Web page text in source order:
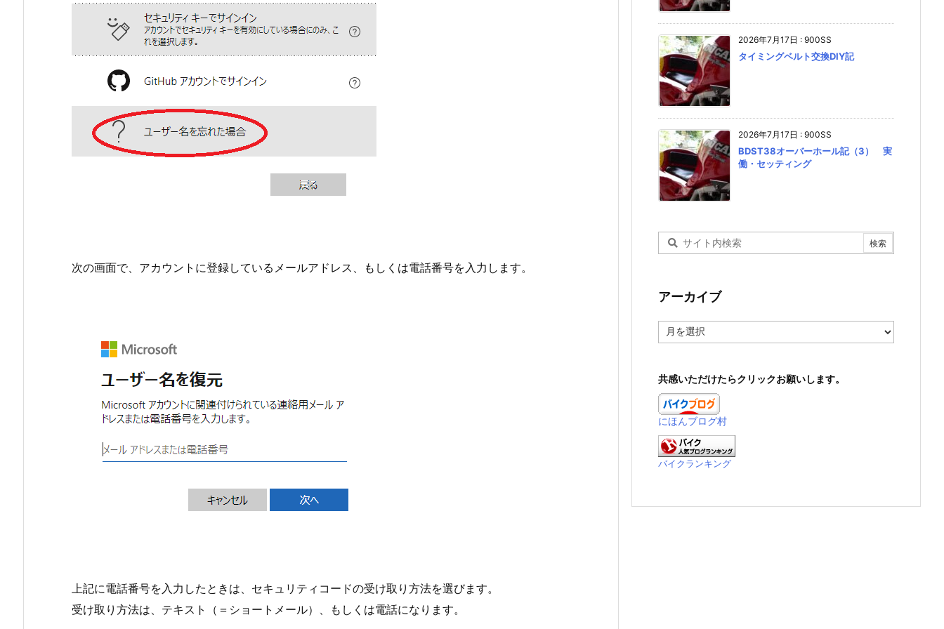
次の画面で、アカウントに登録しているメールアドレス、もしくは電話番号を入力します。
上記に電話番号を入力したときは、セキュリティコードの受け取り方法を選びます。
受け取り方法は、テキスト（＝ショートメール）、もしくは電話になります。
2026年7月17日 : 900SS
タイミングベルト交換DIY記
2026年7月17日 : 900SS
BDST38オーバーホール記（3） 実
働・セッティング
アーカイブ
ー
ブ
共感いただけたらクリックお願いします。
にほんブログ村
バイクランキング